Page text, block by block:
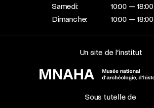
Samedi:
10:00 — 18:00
Dimanche:
10:00 — 18:00
Un site de l’institut
Sous tutelle de